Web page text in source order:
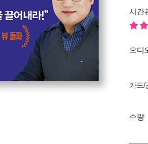
시간
오디
카드/
수량